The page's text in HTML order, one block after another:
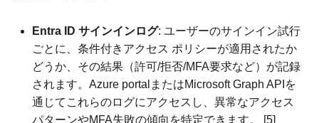
Entra ID サインインログ: ユーザーのサインイン試行
ごとに、条件付きアクセス ポリシーが適用されたか
どうか、その結果（許可/拒否/MFA要求など）が記録
されます。Azure portalまたはMicrosoft Graph APIを
通じてこれらのログにアクセスし、異常なアクセス
パターンやMFA失敗の傾向を特定できます。 [5]